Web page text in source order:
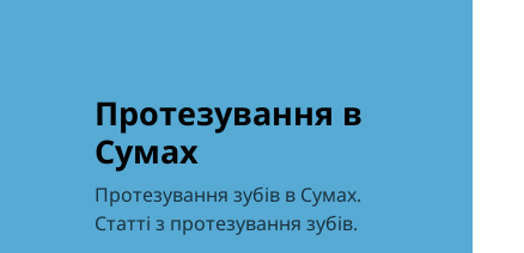
Протезування в
Сумах
Протезування зубів в Сумах.
Статті з протезування зубів.